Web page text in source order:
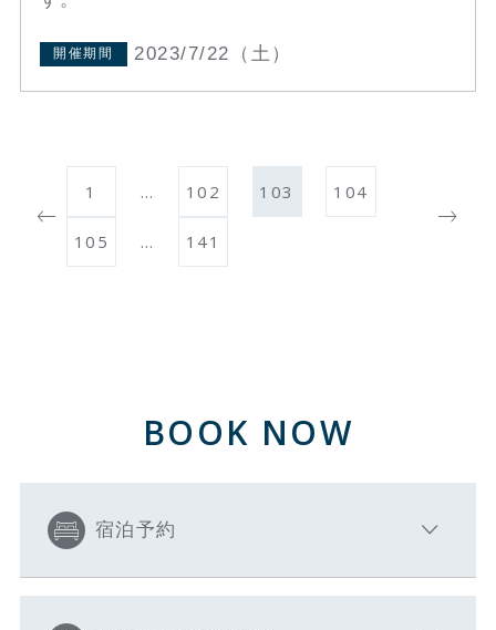
開催期間 2023/7/22（土）
1 … 102 103 104
105 … 141
BOOK NOW
宿泊予約